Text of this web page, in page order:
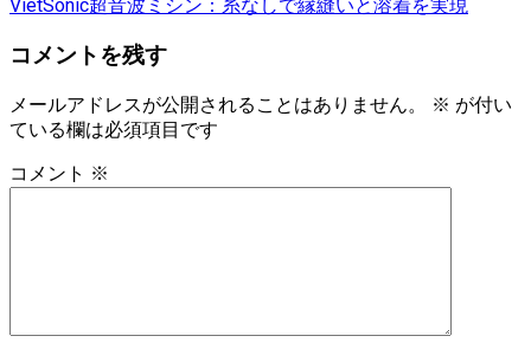
VietSonic超音波ミシン：糸なしで縁縫いと溶着を実現
コメントを残す
メールアドレスが公開されることはありません。 ※ が付い
ている欄は必須項目です
コメント ※